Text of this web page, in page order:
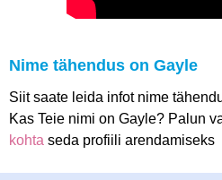
Nime tähendus on Gayle
Siit saate leida infot nime
Kas Teie nimi on Gayle? Palun
kohta seda profiili arendamiseks